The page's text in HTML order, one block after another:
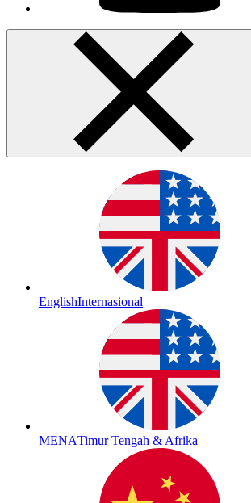
EnglishInternasional
MENATimur Tengah & Afrika